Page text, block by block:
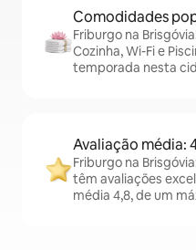
Comodidades
Friburgo na
Cozinha, Wi-Fi e
temporada nesta
Avaliação média:
Friburgo na
têm avaliações
média 4,8, de um